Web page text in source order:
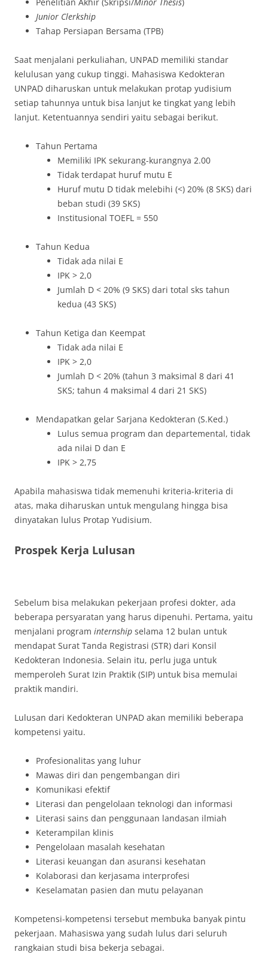
Junior Clerkship
Tahap Persiapan Bersama (TPB)
Saat menjalani perkuliahan, UNPAD memiliki standar
kelulusan yang cukup tinggi. Mahasiswa Kedokteran
UNPAD diharuskan untuk melakukan protap yudisium
setiap tahunnya untuk bisa lanjut ke tingkat yang lebih
lanjut. Ketentuannya sendiri yaitu sebagai berikut.
Tahun Pertama
Memiliki IPK sekurang-kurangnya 2.00
Tidak terdapat huruf mutu E
Huruf mutu D tidak melebihi (<) 20% (8 SKS) dari
beban studi (39 SKS)
Institusional TOEFL = 550
Tahun Kedua
Tidak ada nilai E
IPK > 2,0
Jumlah D < 20% (9 SKS) dari total sks tahun
kedua (43 SKS)
Tahun Ketiga dan Keempat
Tidak ada nilai E
IPK > 2,0
Jumlah D < 20% (tahun 3 maksimal 8 dari 41
SKS; tahun 4 maksimal 4 dari 21 SKS)
Mendapatkan gelar Sarjana Kedokteran (S.Ked.)
Lulus semua program dan departemental, tidak
ada nilai D dan E
IPK > 2,75
Apabila mahasiswa tidak memenuhi kriteria-kriteria di
atas, maka diharuskan untuk mengulang hingga bisa
dinyatakan lulus Protap Yudisium.
Prospek Kerja Lulusan
Sebelum bisa melakukan pekerjaan profesi dokter, ada
beberapa persyaratan yang harus dipenuhi. Pertama, yaitu
menjalani program internship selama 12 bulan untuk
mendapat Surat Tanda Registrasi (STR) dari Konsil
Kedokteran Indonesia. Selain itu, perlu juga untuk
memperoleh Surat Izin Praktik (SIP) untuk bisa memulai
praktik mandiri.
Lulusan dari Kedokteran UNPAD akan memiliki beberapa
kompetensi yaitu.
Profesionalitas yang luhur
Mawas diri dan pengembangan diri
Komunikasi efektif
Literasi dan pengelolaan teknologi dan informasi
Literasi sains dan penggunaan landasan ilmiah
Keterampilan klinis
Pengelolaan masalah kesehatan
Literasi keuangan dan asuransi kesehatan
Kolaborasi dan kerjasama interprofesi
Keselamatan pasien dan mutu pelayanan
Kompetensi-kompetensi tersebut membuka banyak pintu
pekerjaan. Mahasiswa yang sudah lulus dari seluruh
rangkaian studi bisa bekerja sebagai.